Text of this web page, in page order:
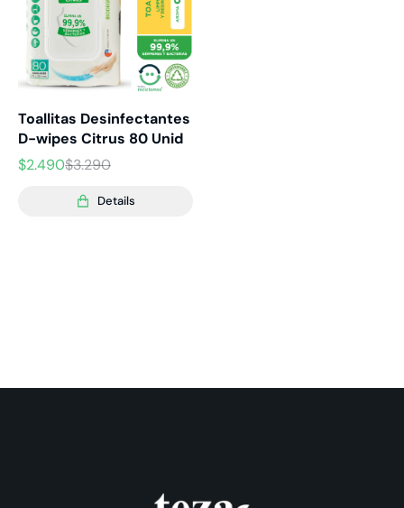
Toallitas Desinfectantes
D-wipes Citrus 80 Unid
$3.290
$2.490
Details